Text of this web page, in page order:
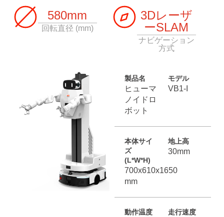
580mm
回転直径 (mm)
3Dレーザ
ーSLAM
ナビゲーション
方式
製品名
ヒューマ
ノイドロ
ボット
モデル
VB1-I
本体サイ
ズ
(L*W*H)
700x610x1650
mm
地上高
30mm
動作温度 走行速度